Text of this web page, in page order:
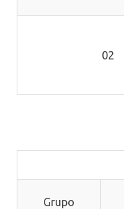
02
Grupo